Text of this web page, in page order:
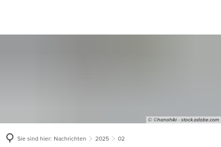
© ©hanohiki - stock.adobe.com
Sie sind hier: Nachrichten 2025
02